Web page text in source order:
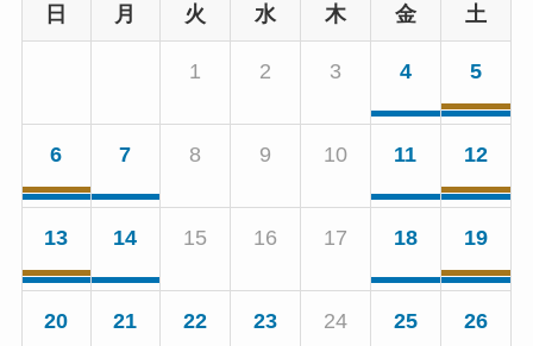
日 月 火 水 木 金 土
1 2 3 4 5
6 7 8 9 10 11 12
13 14 15 16 17 18 19
20 21 22 23 24 25 26